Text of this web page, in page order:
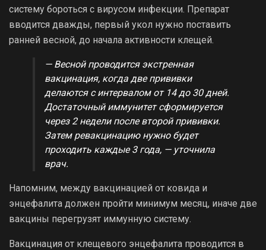
систему бороться с вирусом инфекции. Препарат
вводится дважды, первый укол нужно поставить
ранней весной, до начала активности клещей.
— Весной проводится экстренная
вакцинация, когда две прививки
делаются с интервалом от 14 до 30 дней.
Достаточный иммунитет сформируется
через 2 недели после второй прививки.
Затем ревакцинацию нужно будет
проходить каждые 3 года, — уточнила
врач.
Напомним, между вакцинацией от ковида и
энцефалита должен пройти минимум месяц, иначе две
вакцины перегрузят иммунную систему.
Вакцинация от клещевого энцефалита проводится в